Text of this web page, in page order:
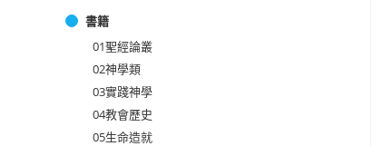
書籍
01聖經論叢
02神學類
03實踐神學
04教會歷史
05生命造就